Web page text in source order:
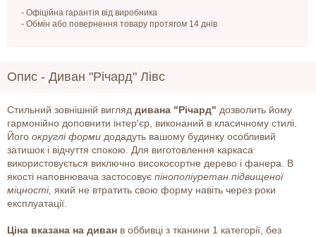
- Офіційна гарантія від виробника
- Обмін або повернення товару протягом 14 днів
Опис - Диван "Річард" Лівс
Стильний зовнішній вигляд дивана "Річард" дозволить йому
гармонійно доповнити інтер'єр, виконаний в класичному стилі.
Його округлі форми додадуть вашому будинку особливий
затишок і відчуття спокою. Для виготовлення каркаса
використовується виключно високосортне дерево і фанера. В
якості наповнювача застосовує пінополіуретан підвищеної
міцності, який не втратить свою форму навіть через роки
експлуатації.
Ціна вказана на диван в оббивці з тканини 1 категорії, без